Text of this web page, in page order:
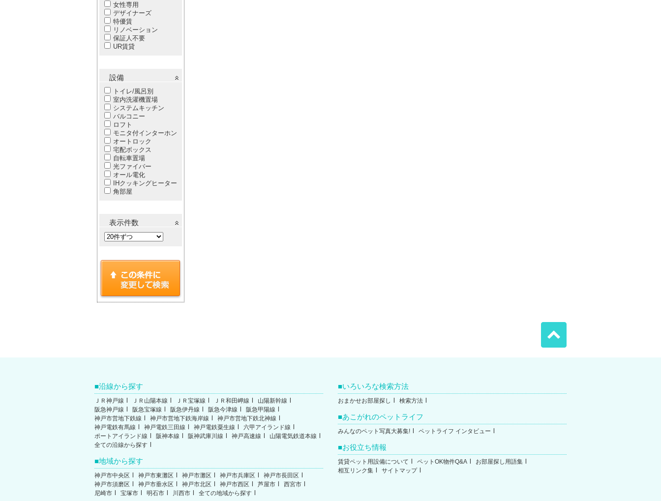
女性専用
デザイナーズ
特優賃
リノベーション
保証人不要
UR賃貸
設備
トイレ/風呂別
室内洗濯機置場
システムキッチン
バルコニー
ロフト
モニタ付インターホン
オートロック
宅配ボックス
自転車置場
光ファイバー
オール電化
IHクッキングヒーター
角部屋
表示件数
沿線から探す
ＪＲ神戸線 ＪＲ山陽本線 ＪＲ宝塚線 ＪＲ和田岬線
山陽新幹線
阪急神戸線
阪急宝塚線 阪急伊丹線 阪急今津線
阪急甲陽線
神戸市営地下鉄線
神戸市営地下鉄海岸線
神戸市営地下鉄北神線
神戸電鉄有馬線
神戸電鉄三田線 神戸電鉄粟生線
六甲アイランド線
ポートアイランド線
阪神本線 阪神武庫川線 神戸高速線
山陽電気鉄道本線
全ての沿線から探す
地域から探す
神戸市中央区 神戸市東灘区 神戸市灘区 神戸市兵庫区
神戸市長田区
神戸市須磨区
神戸市垂水区 神戸市北区 神戸市西区 芦屋市
西宮市
尼崎市
宝塚市 明石市 川西市 全ての地域から探す
いろいろな検索方法
おまかせお部屋探し 検索方法
あこがれのペットライフ
みんなのペット写真大募集! ペットライフ インタビュー
お役立ち情報
賃貸ペット用設備について ペットOK物件Q&A
お部屋探し用語集
相互リンク集
サイトマップ